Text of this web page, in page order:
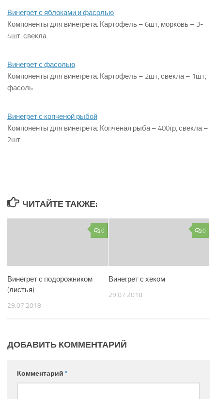
Винегрет с яблоками и фасолью
Компоненты для винегрета: Картофель – 6шт, морковь – 3-
4шт, свекла…
Винегрет с фасолью
Компоненты для винегрета: Картофель – 2шт, свекла – 1шт,
фасоль…
Винегрет с копченой рыбой
Компоненты для винегрета: Копченая рыба – 400гр, свекла –
2шт,…
ЧИТАЙТЕ ТАКЖЕ:
0
Винегрет с подорожником
(листья)
29.07.2018
0
Винегрет с хеком
29.07.2018
ДОБАВИТЬ КОММЕНТАРИЙ
Комментарий *